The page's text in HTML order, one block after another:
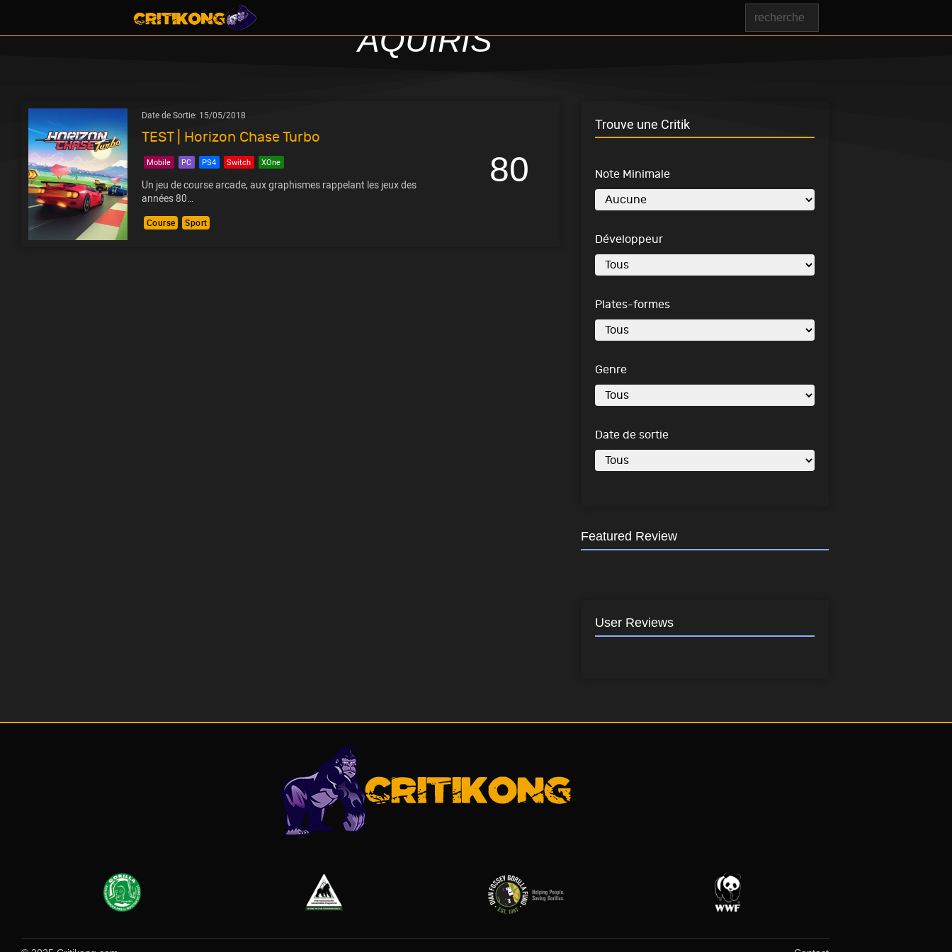
AQUIRIS
Date de Sortie: 15/05/2018
TEST | Horizon Chase Turbo
Mobile PC PS4 Switch XOne
Un jeu de course arcade, aux graphismes rappelant les jeux des
années 80…
Course Sport
80
Trouve une Critik
Note Minimale
Développeur
Plates-formes
Genre
Date de sortie
Featured Review
User Reviews